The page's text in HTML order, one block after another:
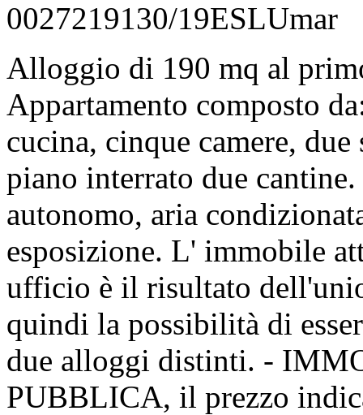
0027219130/19ESLUmar
Alloggio di 190 mq al
Appartamento composto
cucina, cinque camere,
piano interrato due
autonomo, aria
esposizione. L' immobile
ufficio è il risultato
quindi la possibilità di
due alloggi distinti. -
PUBBLICA, il prezzo